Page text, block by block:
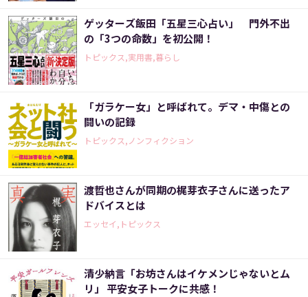
ゲッターズ飯田「五星三心占い」 門外不出
の「3つの命数」を初公開！
トピックス,実用書,暮らし
「ガラケー女」と呼ばれて。デマ・中傷との
闘いの記録
トピックス,ノンフィクション
渡哲也さんが同期の梶芽衣子さんに送ったア
ドバイスとは
エッセイ,トピックス
清少納言「お坊さんはイケメンじゃないとム
リ」 平安女子トークに共感！